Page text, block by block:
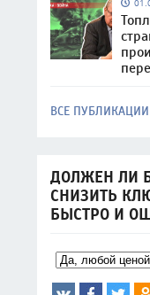
ВСЕ ПУБЛИКАЦИИ
ДОЛЖЕН ЛИ
СНИЗИТЬ
БЫСТРО И